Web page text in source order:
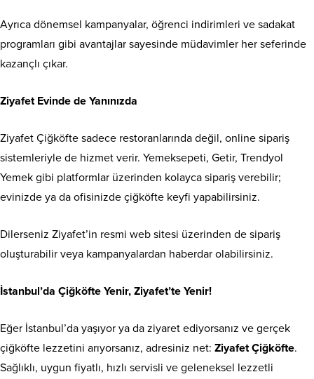
Ayrıca dönemsel kampanyalar, öğrenci indirimleri ve sadakat
programları gibi avantajlar sayesinde müdavimler her seferinde
kazançlı çıkar.
Ziyafet Evinde de Yanınızda
Ziyafet Çiğköfte sadece restoranlarında değil, online sipariş
sistemleriyle de hizmet verir. Yemeksepeti, Getir, Trendyol
Yemek gibi platformlar üzerinden kolayca sipariş verebilir;
evinizde ya da ofisinizde çiğköfte keyfi yapabilirsiniz.
Dilerseniz Ziyafet’in resmi web sitesi üzerinden de sipariş
oluşturabilir veya kampanyalardan haberdar olabilirsiniz.
İstanbul’da Çiğköfte Yenir, Ziyafet’te Yenir!
Eğer İstanbul’da yaşıyor ya da ziyaret ediyorsanız ve gerçek
çiğköfte lezzetini arıyorsanız, adresiniz net: Ziyafet Çiğköfte.
Sağlıklı, uygun fiyatlı, hızlı servisli ve geleneksel lezzetli